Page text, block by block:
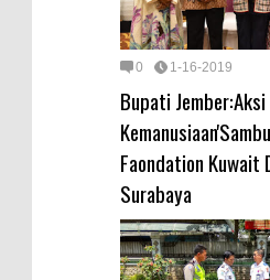
0 1-16-2019
Bupati Jember:Aksi
Faondation Kuwait
Surabaya